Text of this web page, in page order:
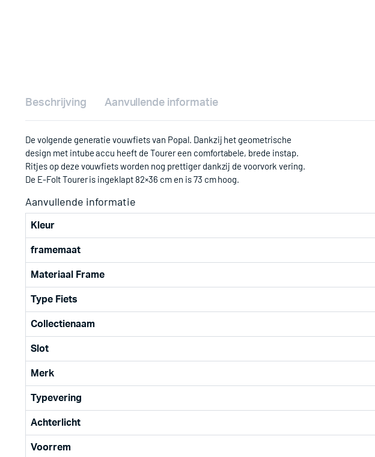
Beschrijving Aanvullende informatie
De volgende generatie vouwfiets van Popal. Dankzij het geometrische
design met intube accu heeft de Tourer een comfortabele, brede instap.
Ritjes op deze vouwfiets worden nog prettiger dankzij de voorvork vering.
De E-Folt Tourer is ingeklapt 82×36 cm en is 73 cm hoog.
Aanvullende informatie
Kleur
framemaat
Materiaal Frame
Type Fiets
Collectienaam
Slot
Merk
Typevering
Achterlicht
Voorrem